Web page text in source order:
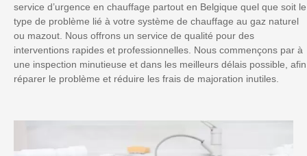
service d’urgence en chauffage partout en Belgique quel que soit le
type de problème lié à votre système de chauffage au gaz naturel
ou mazout. Nous offrons un service de qualité pour des
interventions rapides et professionnelles. Nous commençons par à
une inspection minutieuse et dans les meilleurs délais possible, afin
réparer le problème et réduire les frais de majoration inutiles.